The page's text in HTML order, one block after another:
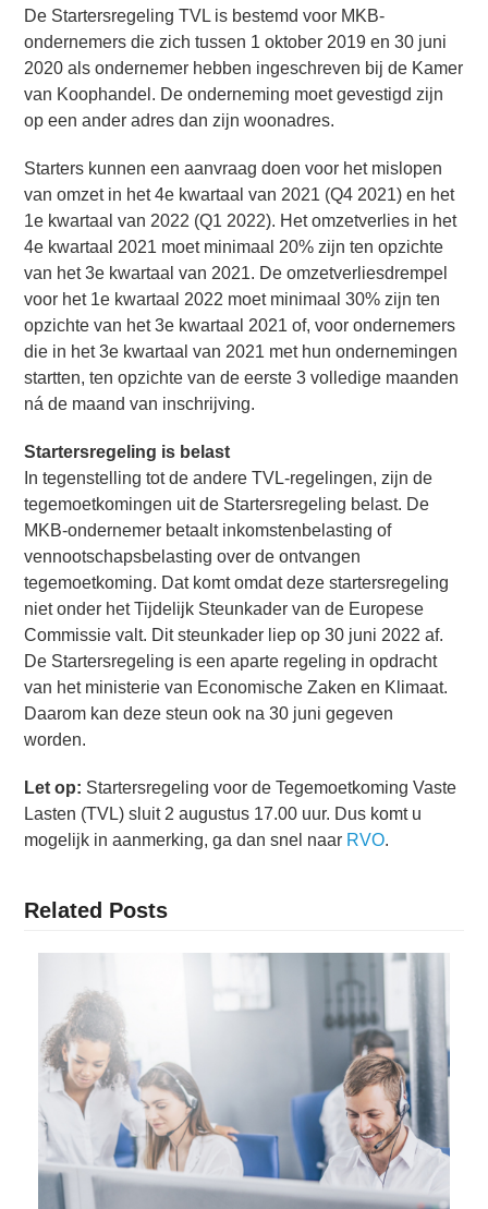
De Startersregeling TVL is bestemd voor MKB-
ondernemers die zich tussen 1 oktober 2019 en 30 juni
2020 als ondernemer hebben ingeschreven bij de Kamer
van Koophandel. De onderneming moet gevestigd zijn
op een ander adres dan zijn woonadres.
Starters kunnen een aanvraag doen voor het mislopen
van omzet in het 4e kwartaal van 2021 (Q4 2021) en het
1e kwartaal van 2022 (Q1 2022). Het omzetverlies in het
4e kwartaal 2021 moet minimaal 20% zijn ten opzichte
van het 3e kwartaal van 2021. De omzetverliesdrempel
voor het 1e kwartaal 2022 moet minimaal 30% zijn ten
opzichte van het 3e kwartaal 2021 of, voor ondernemers
die in het 3e kwartaal van 2021 met hun ondernemingen
startten, ten opzichte van de eerste 3 volledige maanden
ná de maand van inschrijving.
Startersregeling is belast
In tegenstelling tot de andere TVL-regelingen, zijn de
tegemoetkomingen uit de Startersregeling belast. De
MKB-ondernemer betaalt inkomstenbelasting of
vennootschapsbelasting over de ontvangen
tegemoetkoming. Dat komt omdat deze startersregeling
niet onder het Tijdelijk Steunkader van de Europese
Commissie valt. Dit steunkader liep op 30 juni 2022 af.
De Startersregeling is een aparte regeling in opdracht
van het ministerie van Economische Zaken en Klimaat.
Daarom kan deze steun ook na 30 juni gegeven
worden.
Let op: Startersregeling voor de Tegemoetkoming Vaste
Lasten (TVL) sluit 2 augustus 17.00 uur. Dus komt u
mogelijk in aanmerking, ga dan snel naar RVO.
Related Posts